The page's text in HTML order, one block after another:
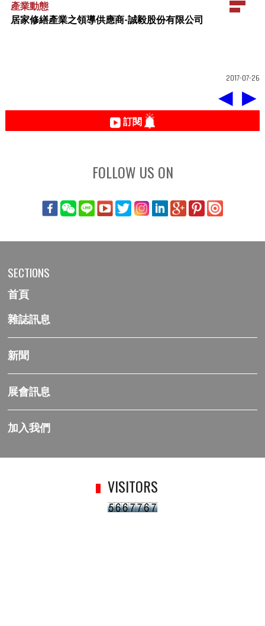
產業動態
居家修繕產業之領導供應商-誠毅股份有限公司
2017-07-26
◀ ▶
訂閱
FOLLOW US ON
SECTIONS
首頁
雜誌訊息
新聞
展會訊息
加入我們
VISITORS